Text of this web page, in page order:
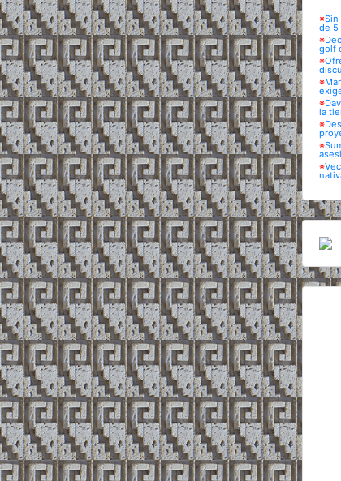
※Sin
de 5
※
golf
※
※
※
la
※
※
※